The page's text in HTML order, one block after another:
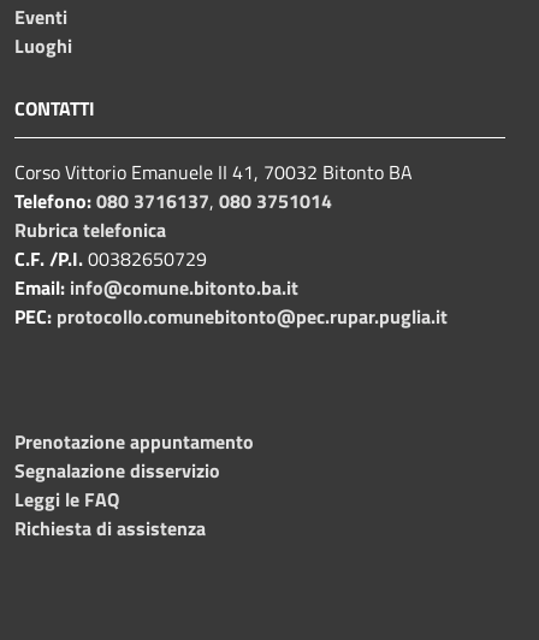
Eventi
Luoghi
CONTATTI
Corso Vittorio Emanuele II 41, 70032 Bitonto BA
Telefono:080 3716137, 080 3751014
Rubrica telefonica
C.F. /P.I.00382650729
Email: info@comune.bitonto.ba.it
PEC: protocollo.comunebitonto@pec.rupar.puglia.it
Prenotazione appuntamento
Segnalazione disservizio
Leggi le FAQ
Richiesta di assistenza